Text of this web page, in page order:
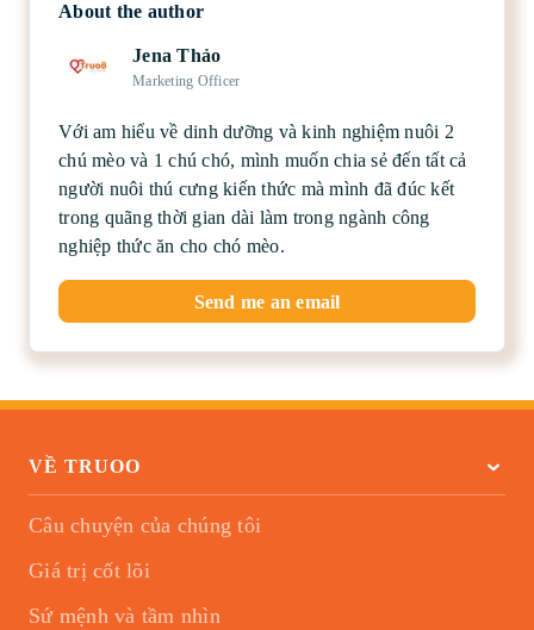
About the author
Jena Thảo
Marketing Officer
Với am hiểu về dinh dưỡng và kinh nghiệm nuôi 2
chú mèo và 1 chú chó, mình muốn chia sẻ đến tất cả
người nuôi thú cưng kiến thức mà mình đã đúc kết
trong quãng thời gian dài làm trong ngành công
nghiệp thức ăn cho chó mèo.
Send me an email
VỀ TRUOO
Câu chuyện của chúng tôi
Giá trị cốt lõi
Sứ mệnh và tầm nhìn